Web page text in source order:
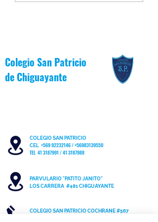
Colegio San Patricio
de Chiguayante
COLEGIO SAN PATRICIO
CEL +569 92232146/+56983139550
TEL 41 3187991 / 41 3187988
PARVULARIO "PATITO JANITO"
LOS CARRERA #481 CHIGUAYANTE
COLEGIO SAN PATRICIO COCHRANE #567